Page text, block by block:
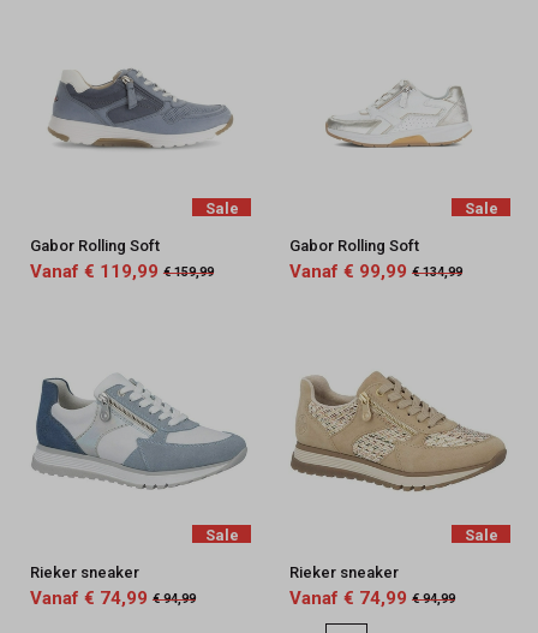
Sale
Gabor Rolling Soft
Vanaf € 119,99 € 159,99
Sale
Gabor Rolling Soft
Vanaf € 99,99 € 134,99
Sale
Rieker sneaker
Vanaf € 74,99 € 94,99
Sale
Rieker sneaker
Vanaf € 74,99 € 94,99